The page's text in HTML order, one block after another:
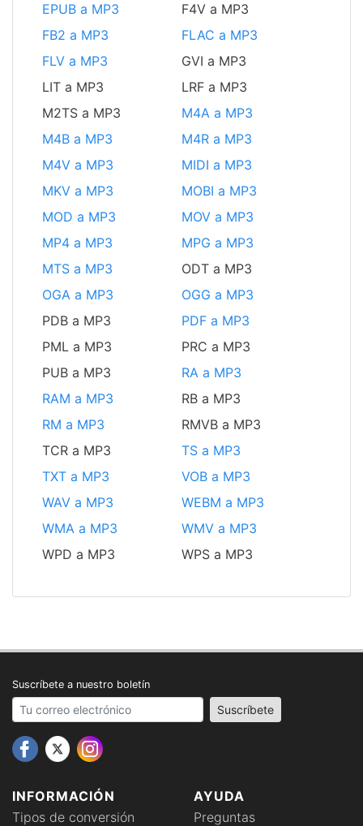
EPUB a MP3
F4V a MP3
FB2 a MP3
FLAC a MP3
FLV a MP3
GVI a MP3
LIT a MP3
LRF a MP3
M2TS a MP3
M4A a MP3
M4B a MP3
M4R a MP3
M4V a MP3
MIDI a MP3
MKV a MP3
MOBI a MP3
MOD a MP3
MOV a MP3
MP4 a MP3
MPG a MP3
MTS a MP3
ODT a MP3
OGA a MP3
OGG a MP3
PDB a MP3
PDF a MP3
PML a MP3
PRC a MP3
PUB a MP3
RA a MP3
RAM a MP3
RB a MP3
RM a MP3
RMVB a MP3
TCR a MP3
TS a MP3
TXT a MP3
VOB a MP3
WAV a MP3
WEBM a MP3
WMA a MP3
WMV a MP3
WPD a MP3
WPS a MP3
INFORMACIÓN
Tipos de conversión
AYUDA
Preguntas
Suscríbete a nuestro boletín
Your email address Suscríbete